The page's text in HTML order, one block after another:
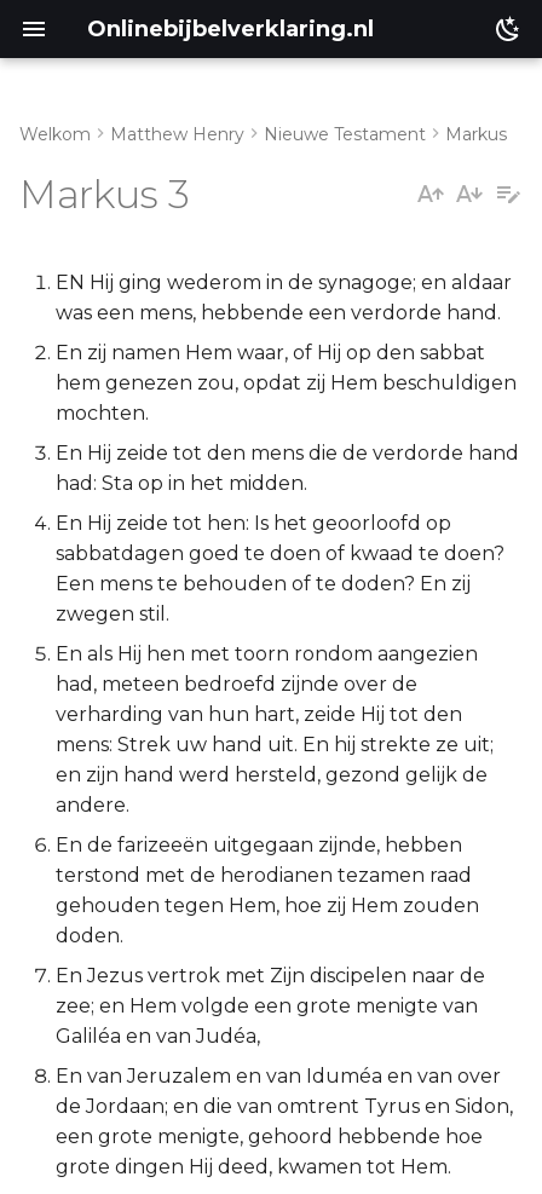
Onlinebijbelverklaring.nl
Leviticus
Numeri
Deuteronomium
Jozua
Richteren
Ruth
2 Samuël
1 Koningen
2 Koningen
1 Kronieken
2 Kronieken
Esther
Markus 3:13-21
Markus 3:22-30
Markus 3:31-35
Welkom Matthew Henry Nieuwe Testament Markus
Markus 3
EN Hij ging wederom in de synagoge; en aldaar
was een mens, hebbende een verdorde hand.
En zij namen Hem waar, of Hij op den sabbat
hem genezen zou, opdat zij Hem beschuldigen
mochten.
En Hij zeide tot den mens die de verdorde hand
had: Sta op in het midden.
En Hij zeide tot hen: Is het geoorloofd op
sabbatdagen goed te doen of kwaad te doen?
Een mens te behouden of te doden? En zij
zwegen stil.
En als Hij hen met toorn rondom aangezien
had, meteen bedroefd zijnde over de
verharding van hun hart, zeide Hij tot den
mens: Strek uw hand uit. En hij strekte ze uit;
en zijn hand werd hersteld, gezond gelijk de
andere.
En de farizeeën uitgegaan zijnde, hebben
terstond met de herodianen tezamen raad
gehouden tegen Hem, hoe zij Hem zouden
doden.
En Jezus vertrok met Zijn discipelen naar de
zee; en Hem volgde een grote menigte van
Galiléa en van Judéa,
En van Jeruzalem en van Iduméa en van over
de Jordaan; en die van omtrent Tyrus en Sidon,
een grote menigte, gehoord hebbende hoe
grote dingen Hij deed, kwamen tot Hem.